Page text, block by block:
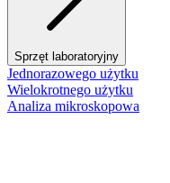
Sprzęt laboratoryjny
Jednorazowego użytku
Wielokrotnego użytku
Analiza mikroskopowa